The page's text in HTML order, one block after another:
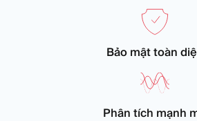
Bảo mật toàn
Phân tích mạnh